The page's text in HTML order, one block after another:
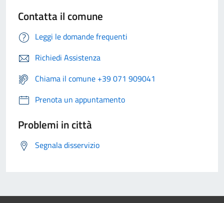
Contatta il comune
Leggi le domande frequenti
Richiedi Assistenza
Chiama il comune +39 071 909041
Prenota un appuntamento
Problemi in città
Segnala disservizio